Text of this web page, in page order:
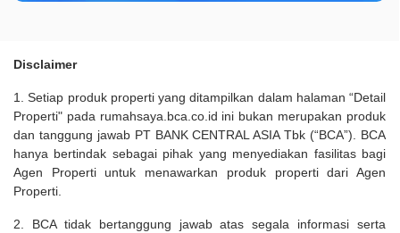
Disclaimer
1. Setiap produk properti yang ditampilkan dalam halaman “Detail
Properti" pada rumahsaya.bca.co.id ini bukan merupakan produk
dan tanggung jawab PT BANK CENTRAL ASIA Tbk (“BCA”). BCA
hanya bertindak sebagai pihak yang menyediakan fasilitas bagi
Agen Properti untuk menawarkan produk properti dari Agen
Properti.
2. BCA tidak bertanggung jawab atas segala informasi serta